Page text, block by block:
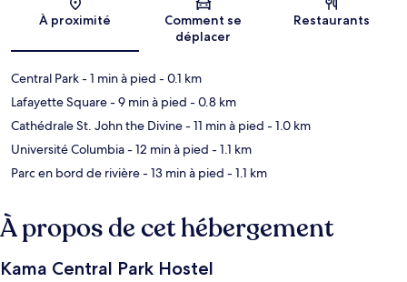
Carte
À proximité
Comment se
déplacer
Restaurants
Central Park- 1 min à pied - 0.1 km
Lafayette Square- 9 min à pied - 0.8 km
Cathédrale St. John the Divine- 11 min à pied - 1.0 km
Université Columbia- 12 min à pied - 1.1 km
Parc en bord de rivière- 13 min à pied - 1.1 km
À propos de cet hébergement
Kama Central Park Hostel